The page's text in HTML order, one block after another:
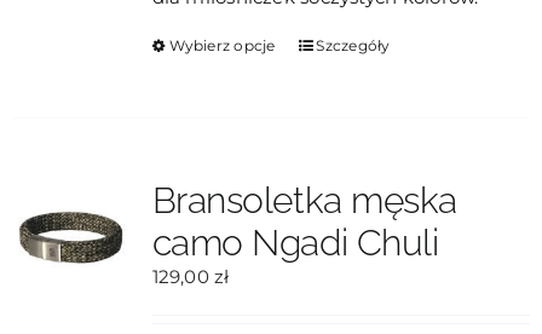
Wybierz opcje
Ten
można
wybrać
na
Szczegóły
Bransoletka męska
camo Ngadi Chuli
129,00zł